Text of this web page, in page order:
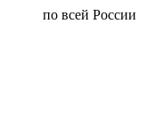
по всей России